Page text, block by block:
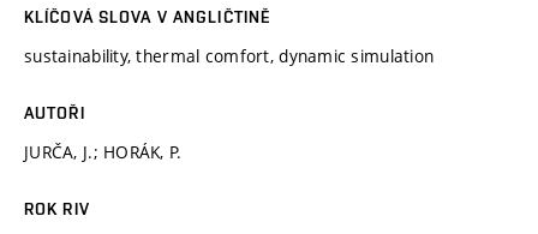
KLÍČOVÁ SLOVA V ANGLIČTINĚ
sustainability, thermal comfort, dynamic simulation
AUTOŘI
JURČA, J.; HORÁK, P.
ROK RIV